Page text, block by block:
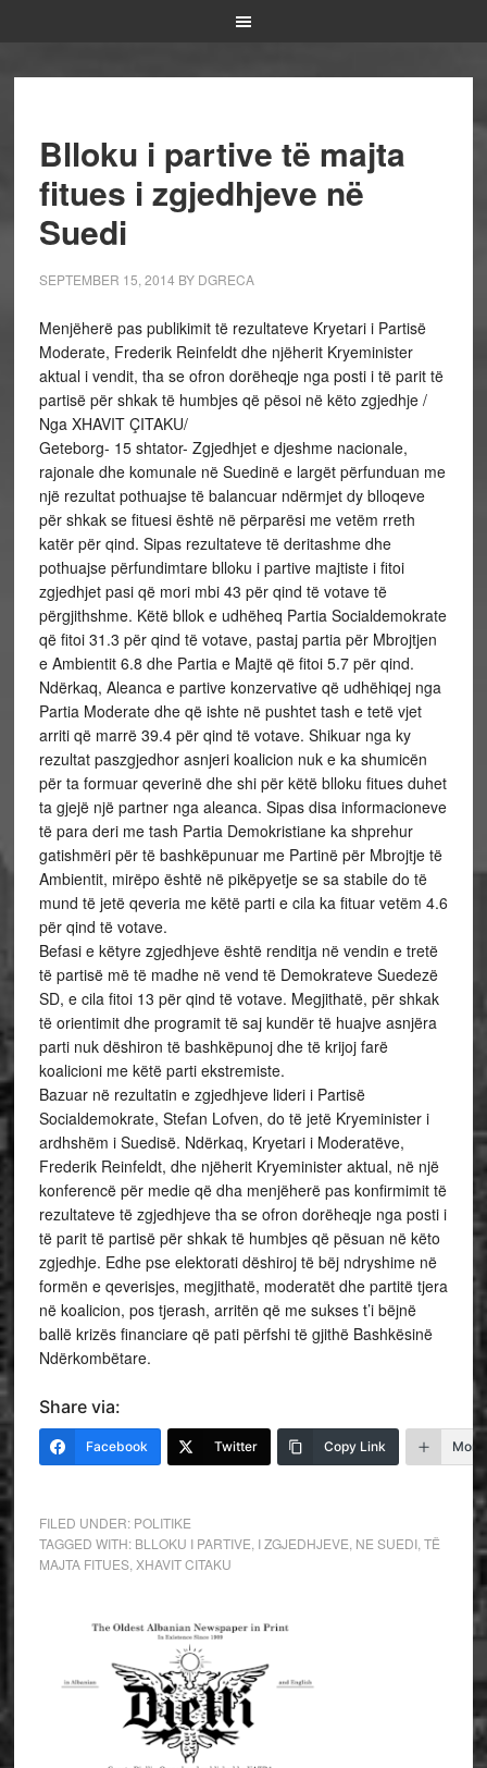
Blloku i partive të majta
fitues i zgjedhjeve në
Suedi
SEPTEMBER 15, 2014 BY DGRECA
Menjëherë pas publikimit të rezultateve Kryetari i Partisë
Moderate, Frederik Reinfeldt dhe njëherit Kryeminister
aktual i vendit, tha se ofron dorëheqje nga posti i të parit të
partisë për shkak të humbjes që pësoi në këto zgjedhje /
Nga XHAVIT ÇITAKU/
Geteborg- 15 shtator- Zgjedhjet e djeshme nacionale,
rajonale dhe komunale në Suedinë e largët përfunduan me
një rezultat pothuajse të balancuar ndërmjet dy blloqeve
për shkak se fituesi është në përparësi me vetëm rreth
katër për qind. Sipas rezultateve të deritashme dhe
pothuajse përfundimtare blloku i partive majtiste i fitoi
zgjedhjet pasi që mori mbi 43 për qind të votave të
përgjithshme. Këtë bllok e udhëheq Partia Socialdemokrate
që fitoi 31.3 për qind të votave, pastaj partia për Mbrojtjen
e Ambientit 6.8 dhe Partia e Majtë që fitoi 5.7 për qind.
Ndërkaq, Aleanca e partive konzervative që udhëhiqej nga
Partia Moderate dhe që ishte në pushtet tash e tetë vjet
arriti që marrë 39.4 për qind të votave. Shikuar nga ky
rezultat paszgjedhor asnjeri koalicion nuk e ka shumicën
për ta formuar qeverinë dhe shi për këtë blloku fitues duhet
ta gjejë një partner nga aleanca. Sipas disa informacioneve
të para deri me tash Partia Demokristiane ka shprehur
gatishmëri për të bashkëpunuar me Partinë për Mbrojtje të
Ambientit, mirëpo është në pikëpyetje se sa stabile do të
mund të jetë qeveria me këtë parti e cila ka fituar vetëm 4.6
për qind të votave.
Befasi e këtyre zgjedhjeve është renditja në vendin e tretë
të partisë më të madhe në vend të Demokrateve Suedezë
SD, e cila fitoi 13 për qind të votave. Megjithatë, për shkak
të orientimit dhe programit të saj kundër të huajve asnjëra
parti nuk dëshiron të bashkëpunoj dhe të krijoj farë
koalicioni me këtë parti ekstremiste.
Bazuar në rezultatin e zgjedhjeve lideri i Partisë
Socialdemokrate, Stefan Lofven, do të jetë Kryeminister i
ardhshëm i Suedisë. Ndërkaq, Kryetari i Moderatëve,
Frederik Reinfeldt, dhe njëherit Kryeminister aktual, në një
konferencë për medie që dha menjëherë pas konfirmimit të
rezultateve të zgjedhjeve tha se ofron dorëheqje nga posti i
të parit të partisë për shkak të humbjes që pësuan në këto
zgjedhje. Edhe pse elektorati dëshiroj të bëj ndryshime në
formën e qeverisjes, megjithatë, moderatët dhe partitë tjera
në koalicion, pos tjerash, arritën që me sukses t’i bëjnë
ballë krizës financiare që pati përfshi të gjithë Bashkësinë
Ndërkombëtare.
Share via:
Facebook Twitter Copy Link More
FILED UNDER: POLITIKE
TAGGED WITH: BLLOKU I PARTIVE I ZGJEDHJEVE NE SUEDI, TË
MAJTA FITUES, XHAVIT CITAKU